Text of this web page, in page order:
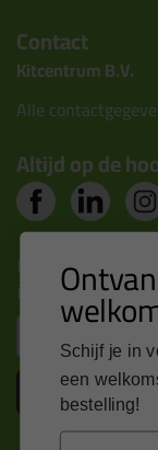
Contact
Kitcentrum B.V.
Alle
Altijd op de
Nieuws, tips en
inbox
Schijf je in
een
bestelling!
Email